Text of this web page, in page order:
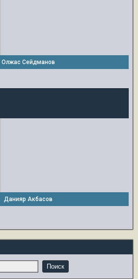
Олжас Сейдманов
Данияр Акбасов